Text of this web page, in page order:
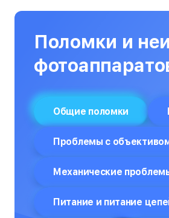
Оптические прицелы
Компьютеры
Пароварки
Планшеты
Плоттеры
Поломки и
Общие поломки
Проблемы с
Механические
Питание и питание